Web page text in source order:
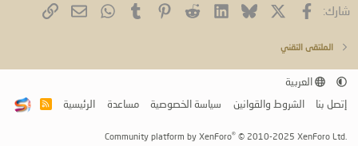
شارك: فيسبوك X (Twitter)
Bluesky
LinkedIn
Reddit
Pinterest
Tumblr
WhatsApp
البريد
الملتقى التقني
العربية
إتصل بنا
الشروط والقوانين سياسة الخصوصية مساعدة الرئيسية
R
Community platform by XenForo® © 2010-2025 XenForo Ltd.